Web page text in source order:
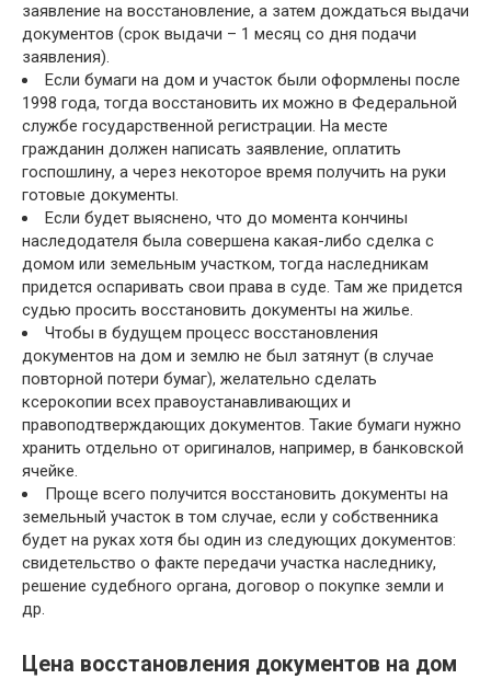
заявление на восстановление, а затем дождаться выдачи
документов (срок выдачи – 1 месяц со дня подачи
заявления).
Если бумаги на дом и участок были оформлены после
1998 года, тогда восстановить их можно в Федеральной
службе государственной регистрации. На месте
гражданин должен написать заявление, оплатить
госпошлину, а через некоторое время получить на руки
готовые документы.
Если будет выяснено, что до момента кончины
наследодателя была совершена какая-либо сделка с
домом или земельным участком, тогда наследникам
придется оспаривать свои права в суде. Там же придется
судью просить восстановить документы на жилье.
Чтобы в будущем процесс восстановления
документов на дом и землю не был затянут (в случае
повторной потери бумаг), желательно сделать
ксерокопии всех правоустанавливающих и
правоподтверждающих документов. Такие бумаги нужно
хранить отдельно от оригиналов, например, в банковской
ячейке.
Проще всего получится восстановить документы на
земельный участок в том случае, если у собственника
будет на руках хотя бы один из следующих документов:
свидетельство о факте передачи участка наследнику,
решение судебного органа, договор о покупке земли и
др.
Цена восстановления документов на дом